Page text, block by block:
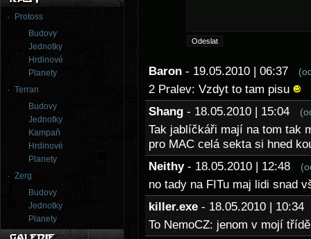
Protoss
Budovy
Jednotky
Hrdinové
Planety
Terran
Budovy
Jednotky
Kampaň
Hrdinové
Planety
Zerg
Budovy
Jednotky
Planety
Baron - 19.05.2010 | 06:37
2 Pralev: Vzdyt to tam pisu
Shang - 18.05.2010 | 15:04
Tak jablíčkáři mají na tom tak
pro MAC celá sekta si hned
Neithy - 18.05.2010 | 12:48
no tady na FITu maj lidi snad
killer.exe - 18.05.2010 |
To NemoCZ: jenom v mojí